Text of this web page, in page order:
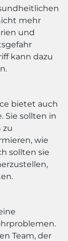
mehr
und
kann dazu
bietet auch
Sie sollten in
zu
wie
sollten sie
Team, der